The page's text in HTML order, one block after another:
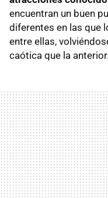
encuentran un buen
diferentes en las que
entre ellas,
caótica que la anterior.